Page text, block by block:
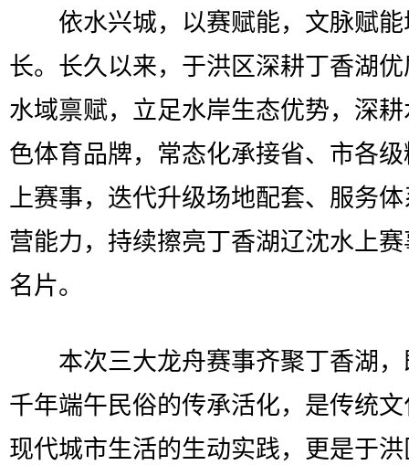
依水兴城，以赛赋能，文脉赋能
长。长久以来，于洪区深耕丁香湖
水域禀赋，立足水岸生态优势，深
色体育品牌，常态化承接省、市各
上赛事，迭代升级场地配套、服务
营能力，持续擦亮丁香湖辽沈水上
名片。
本次三大龙舟赛事齐聚丁香湖，
千年端午民俗的传承活化，是传统
现代城市生活的生动实践，更是于